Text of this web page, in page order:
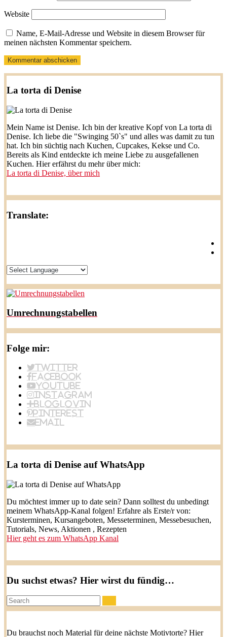
Website
Name, E-Mail-Adresse und Website in diesem Browser für
meinen nächsten Kommentar speichern.
La torta di Denise
Mein Name ist Denise. Ich bin der kreative Kopf von La torta di
Denise. Ich liebe die "Swinging 50`s" und alles was damit zu tun
hat. Ich bin süchtig nach Kuchen, Cupcakes, Kekse und Co.
Bereits als Kind entdeckte ich meine Liebe zu ausgefallenen
Kuchen. Hier erfährst du mehr über mich:
La torta di Denise, über mich
Translate:
Umrechnungstabellen
Folge mir:
Twitter
Facebook
YouTube
Instagram
BlogLovin
Pinterest
Email
La torta di Denise auf WhatsApp
Du möchtest immer up to date sein? Dann solltest du unbedingt
meinem WhatsApp-Kanal folgen! Erfahre als Erste/r von:
Kursterminen, Kursangeboten, Messeterminen, Messebesuchen,
Tutorials, News, Aktionen , Rezepten
Hier geht es zum WhatsApp Kanal
Du suchst etwas? Hier wirst du fündig…
Search:
Du brauchst noch Material für deine nächste Motivtorte? Hier